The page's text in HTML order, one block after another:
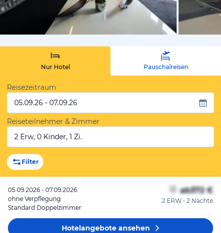
Nur Hotel Pauschalreisen
Reisezeitraum
05.09.26 - 07.09.26
Reiseteilnehmer & Zimmer
2 Erw, 0 Kinder, 1 Zi.
Filter
05.09.2026 - 07.09.2026
ohne Verpflegung
Standard Doppelzimmer
ab372 €
2 ERW • 2 Nächte
Hotelangeboteansehen